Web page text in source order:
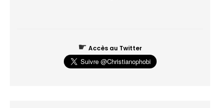
☛ Accès au Twitter